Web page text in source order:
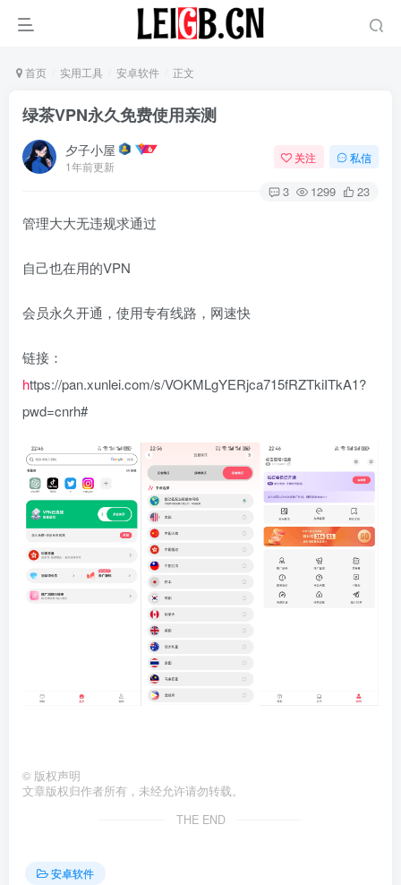
首页 实用工具 安卓软件 正文
绿茶VPN永久免费使用亲测
夕子小屋
1年前更新
关注 私信
3 1299 23
管理大大无违规求通过
自己也在用的VPN
会员永久开通，使用专有线路，网速快
链接：
https://pan.xunlei.com/s/VOKMLgYERjca715fRZTkiITkA1?
pwd=cnrh#
© 版权声明
文章版权归作者所有，未经允许请勿转载。
THE END
安卓软件